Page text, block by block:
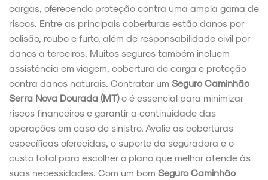
cargas, oferecendo proteção contra uma ampla gama de
riscos. Entre as principais coberturas estão danos por
colisão, roubo e furto, além de responsabilidade civil por
danos a terceiros. Muitos seguros também incluem
assistência em viagem, cobertura de carga e proteção
contra danos naturais. Contratar um Seguro Caminhão
Serra Nova Dourada (MT)o é essencial para minimizar
riscos financeiros e garantir a continuidade das
operações em caso de sinistro. Avalie as coberturas
específicas oferecidas, o suporte da seguradora e o
custo total para escolher o plano que melhor atende às
suas necessidades. Com um bom Seguro Caminhão